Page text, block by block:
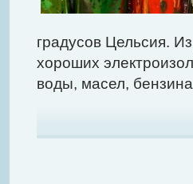
градусов Цельсия.
хороших
воды, масел,